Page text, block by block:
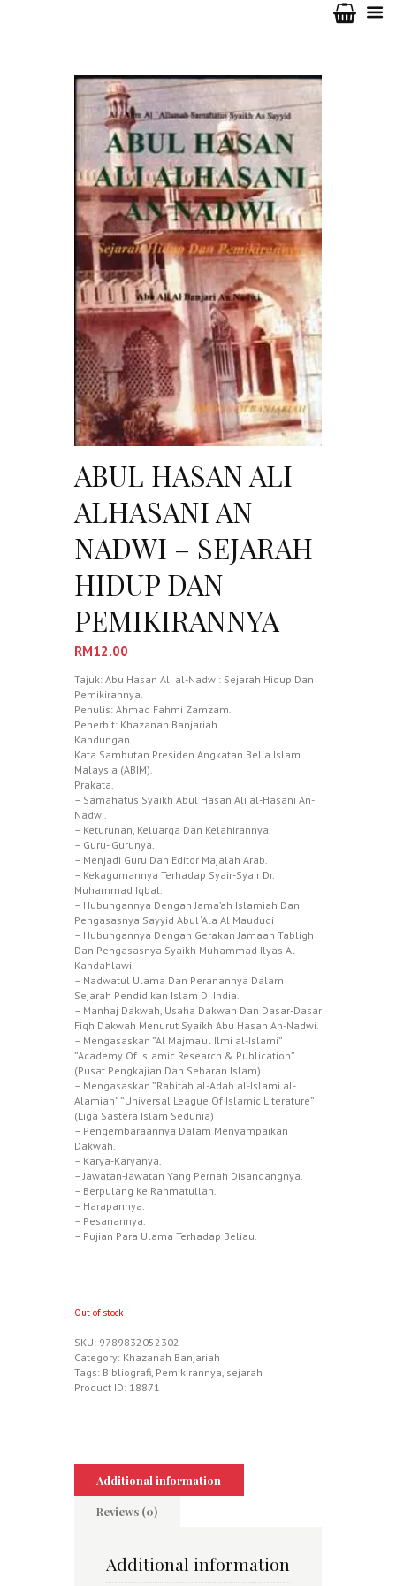
ABUL HASAN ALI
ALHASANI AN
NADWI – SEJARAH
HIDUP DAN
PEMIKIRANNYA
RM12.00
Tajuk: Abu Hasan Ali al-Nadwi: Sejarah Hidup Dan
Pemikirannya.
Penulis: Ahmad Fahmi Zamzam.
Penerbit: Khazanah Banjariah.
Kandungan.
Kata Sambutan Presiden Angkatan Belia Islam
Malaysia (ABIM).
Prakata.
– Samahatus Syaikh Abul Hasan Ali al-Hasani An-
Nadwi.
– Keturunan, Keluarga Dan Kelahirannya.
– Guru- Gurunya.
– Menjadi Guru Dan Editor Majalah Arab.
– Kekagumannya Terhadap Syair-Syair Dr.
Muhammad Iqbal.
– Hubungannya Dengan Jama’ah Islamiah Dan
Pengasasnya Sayyid Abul ‘Ala Al Maududi
– Hubungannya Dengan Gerakan Jamaah Tabligh
Dan Pengasasnya Syaikh Muhammad Ilyas Al
Kandahlawi.
– Nadwatul Ulama Dan Peranannya Dalam
Sejarah Pendidikan Islam Di India.
– Manhaj Dakwah, Usaha Dakwah Dan Dasar-Dasar
Fiqh Dakwah Menurut Syaikh Abu Hasan An-Nadwi.
– Mengasaskan ”Al Majma’ul Ilmi al-Islami”
”Academy Of Islamic Research & Publication”
(Pusat Pengkajian Dan Sebaran Islam)
– Mengasaskan ”Rabitah al-Adab al-Islami al-
Alamiah” ”Universal League Of Islamic Literature”
(Liga Sastera Islam Sedunia)
– Pengembaraannya Dalam Menyampaikan
Dakwah.
– Karya-Karyanya.
– Jawatan-Jawatan Yang Pernah Disandangnya.
– Berpulang Ke Rahmatullah.
– Harapannya.
– Pesanannya.
– Pujian Para Ulama Terhadap Beliau.
Out of stock
SKU: 9789832052302
Category: Khazanah Banjariah
Tags: Bibliografi, Pemikirannya, sejarah
Product ID: 18871
Additional information
Reviews (0)
Additional information